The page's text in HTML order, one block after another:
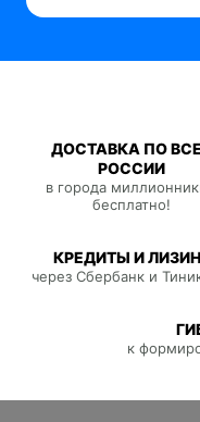
ДОСТАВКА ПО
РОССИИ
в города
бесплатно!
КРЕДИТЫ И
через Сбербанк и
к